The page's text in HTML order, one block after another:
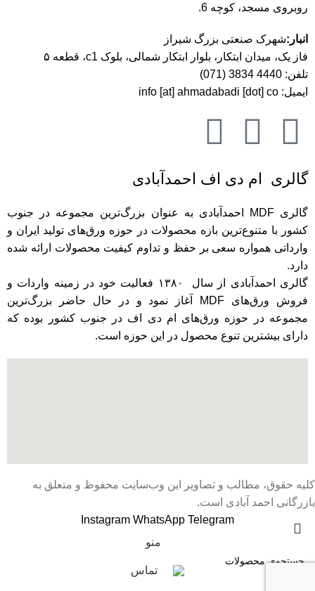
روبروی مسجد، کوچه 6.
انبار:شهرک صنعتی بزرگ شیراز
فاز یک، میدان ابتکار، بلوار ابتکار شمالی، بلوک c1، قطعه ۵
تلفن: 4440 3834 (071)
ایمیل: info [at] ahmadabadi [dot] co
گالری ام دی اف احمدآبادی
گالری MDF احمدآبادی به عنوان بزرگ‌ترین مجموعه در جنوب
کشور با متنوع‌ترین بازه محصولات در حوزه ورق‌های تولید ایران و
وارداتی همواره سعی بر حفظ و تداوم کیفیت محصولات ارائه شده
دارد.
گالری احمدآبادی از سال ۱۳۸۰ فعالیت خود در زمینه واردات و
فروش ورق‌های MDF‌ آغاز نمود و در حال حاضر بزرگ‌ترین
مجموعه در حوزه ورق‌های ام دی اف ‌در جنوب کشور بوده که
دارای بیشترین تنوع محصول در این حوزه است.
کلیه حقوق، مطالب و تصاویر این وب‌سایت محفوظ و متعلق به
بازرگانی احمد آبادی است.
Instagram WhatsApp Telegram
منو
تماس